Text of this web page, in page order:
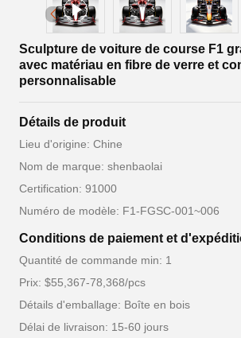
Sculpture de voiture de course F1
avec matériau en fibre de verre et
personnalisable
Détails de produit
Lieu d'origine: Chine
Nom de marque: shenbaolai
Certification: 91000
Numéro de modèle: F1-FGSC-001~006
Conditions de paiement et
Quantité de commande min: 1
Prix: $55,367-78,368/pcs
Détails d'emballage: Boîte en bois
Délai de livraison: 15-60 jours